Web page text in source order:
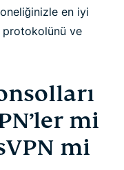
en iyi
protokolünü ve
mi
mi